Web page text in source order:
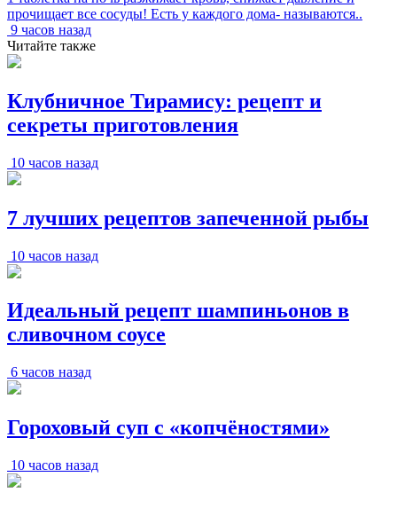
прочищает все сосуды! Есть у каждого дома- называются..
9 часов назад
Читайте также
Клубничное Тирамису: рецепт и
секреты приготовления
10 часов назад
7 лучших рецептов запеченной рыбы
10 часов назад
Идеальный рецепт шампиньонов в
сливочном соусе
6 часов назад
Гороховый суп с «копчёностями»
10 часов назад